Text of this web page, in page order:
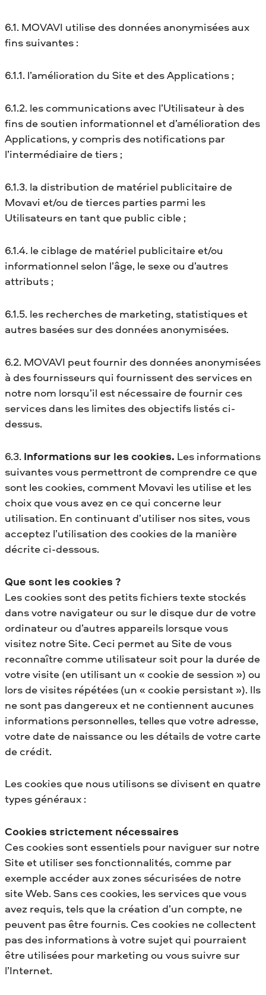
6.1. MOVAVI utilise des données anonymisées aux
fins suivantes :
6.1.1. l’amélioration du Site et des Applications ;
6.1.2. les communications avec l’Utilisateur à des
fins de soutien informationnel et d’amélioration des
Applications, y compris des notifications par
l’intermédiaire de tiers ;
6.1.3. la distribution de matériel publicitaire de
Movavi et/ou de tierces parties parmi les
Utilisateurs en tant que public cible ;
6.1.4. le ciblage de matériel publicitaire et/ou
informationnel selon l’âge, le sexe ou d’autres
attributs ;
6.1.5. les recherches de marketing, statistiques et
autres basées sur des données anonymisées.
6.2. MOVAVI peut fournir des données anonymisées
à des fournisseurs qui fournissent des services en
notre nom lorsqu’il est nécessaire de fournir ces
services dans les limites des objectifs listés ci-
dessus.
6.3. Informations sur les cookies. Les informations
suivantes vous permettront de comprendre ce que
sont les cookies, comment Movavi les utilise et les
choix que vous avez en ce qui concerne leur
utilisation. En continuant d’utiliser nos sites, vous
acceptez l’utilisation des cookies de la manière
décrite ci-dessous.
Que sont les cookies ?
Les cookies sont des petits fichiers texte stockés
dans votre navigateur ou sur le disque dur de votre
ordinateur ou d’autres appareils lorsque vous
visitez notre Site. Ceci permet au Site de vous
reconnaître comme utilisateur soit pour la durée de
votre visite (en utilisant un « cookie de session ») ou
lors de visites répétées (un « cookie persistant »). Ils
ne sont pas dangereux et ne contiennent aucunes
informations personnelles, telles que votre adresse,
votre date de naissance ou les détails de votre carte
de crédit.
Les cookies que nous utilisons se divisent en quatre
types généraux :
Cookies strictement nécessaires
Ces cookies sont essentiels pour naviguer sur notre
Site et utiliser ses fonctionnalités, comme par
exemple accéder aux zones sécurisées de notre
site Web. Sans ces cookies, les services que vous
avez requis, tels que la création d’un compte, ne
peuvent pas être fournis. Ces cookies ne collectent
pas des informations à votre sujet qui pourraient
être utilisées pour marketing ou vous suivre sur
l’Internet.